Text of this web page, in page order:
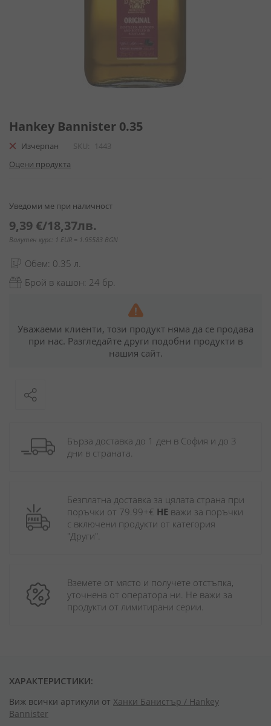
към
на
галерия
със
Hankey Bannister 0.35
Изчерпан SKU
1443
Оцени продукта
Уведоми ме при наличност
9,39 €/18,37лв.
Валутен курс: 1 EUR = 1.95583 BGN
Обем: 0.35 л.
Брой в кашон: 24 бр.
Уважаеми клиенти, този продукт няма да се продава
при нас. Разгледайте други подобни продукти в
нашия сайт.
Бърза доставка до 1 ден в София и до 3
дни в страната.
Безплатна доставка за цялата страна при
поръчки от 79.99+€ НЕ важи за поръчки
с включени продукти от категория
"Други".
Вземете от място и получете отстъпка,
уточнена от оператора ни. Не важи за
продукти от лимитирани серии.
ХАРАКТЕРИСТИКИ:
Виж всички артикули от Ханки Банистър / Hankey
Bannister